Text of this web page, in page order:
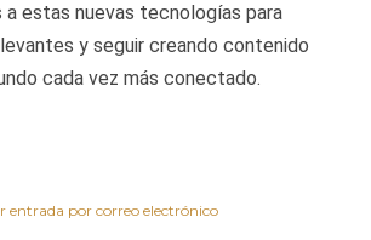
a estas nuevas tecnologías para
y seguir creando contenido
cada vez más conectado.
entrada por correo electrónico